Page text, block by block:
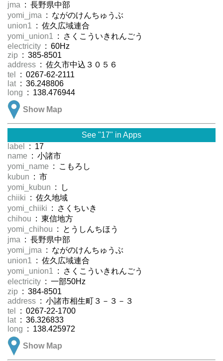
jma : 長野県中部
yomi_jma : ながのけんちゅうぶ
union1 : 佐久広域連合
yomi_union1 : さくこういきれんごう
electricity : 60Hz
zip : 385-8501
address : 佐久市中込３０５６
tel
: 0267-62-2111
lat : 36.248806
long : 138.476944
Show Map
See "17" in Apps
label
: 17
name : 小諸市
yomi_name : こもろし
kubun : 市
yomi_kubun : し
chiiki : 佐久地域
yomi_chiiki : さくちいき
chihou : 東信地方
yomi_chihou : とうしんちほう
jma : 長野県中部
yomi_jma : ながのけんちゅうぶ
union1 : 佐久広域連合
yomi_union1 : さくこういきれんごう
electricity : 一部50Hz
zip : 384-8501
address : 小諸市相生町３－３－３
tel
: 0267-22-1700
lat : 36.326833
long : 138.425972
Show Map